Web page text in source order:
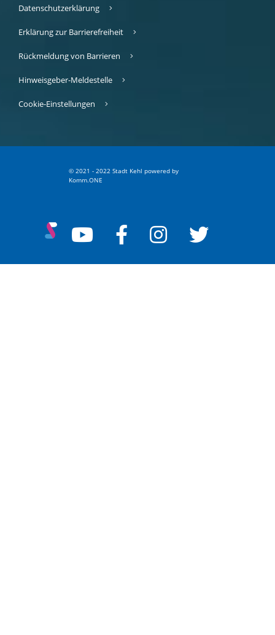
Datenschutzerklärung
Erklärung zur Barrierefreiheit
Rückmeldung von Barrieren
Hinweisgeber-Meldestelle
Cookie-Einstellungen
© 2021 - 2022 Stadt Kehl powered by
Komm.ONE